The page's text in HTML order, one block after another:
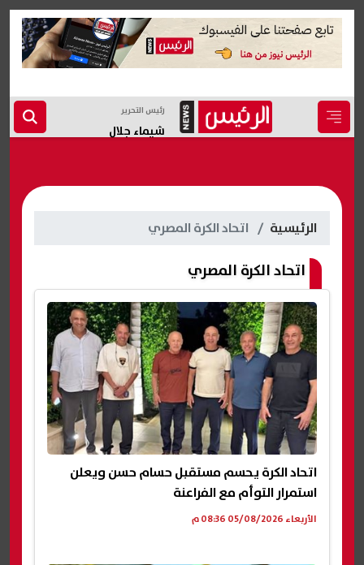
رئيس التحرير
شيماء جلال
الرئيسية اتحاد الكرة المصري
اتحاد الكرة المصري
اتحاد الكرة يحسم مستقبل حسام حسن ويعلن
استمرار التوأم مع الفراعنة
الأربعاء 05/08/2026 08:36 م